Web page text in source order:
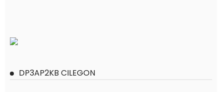
DP3AP2KB CILEGON